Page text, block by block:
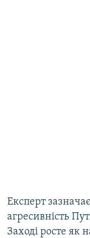
Експерт
агресивність
Заході росте як